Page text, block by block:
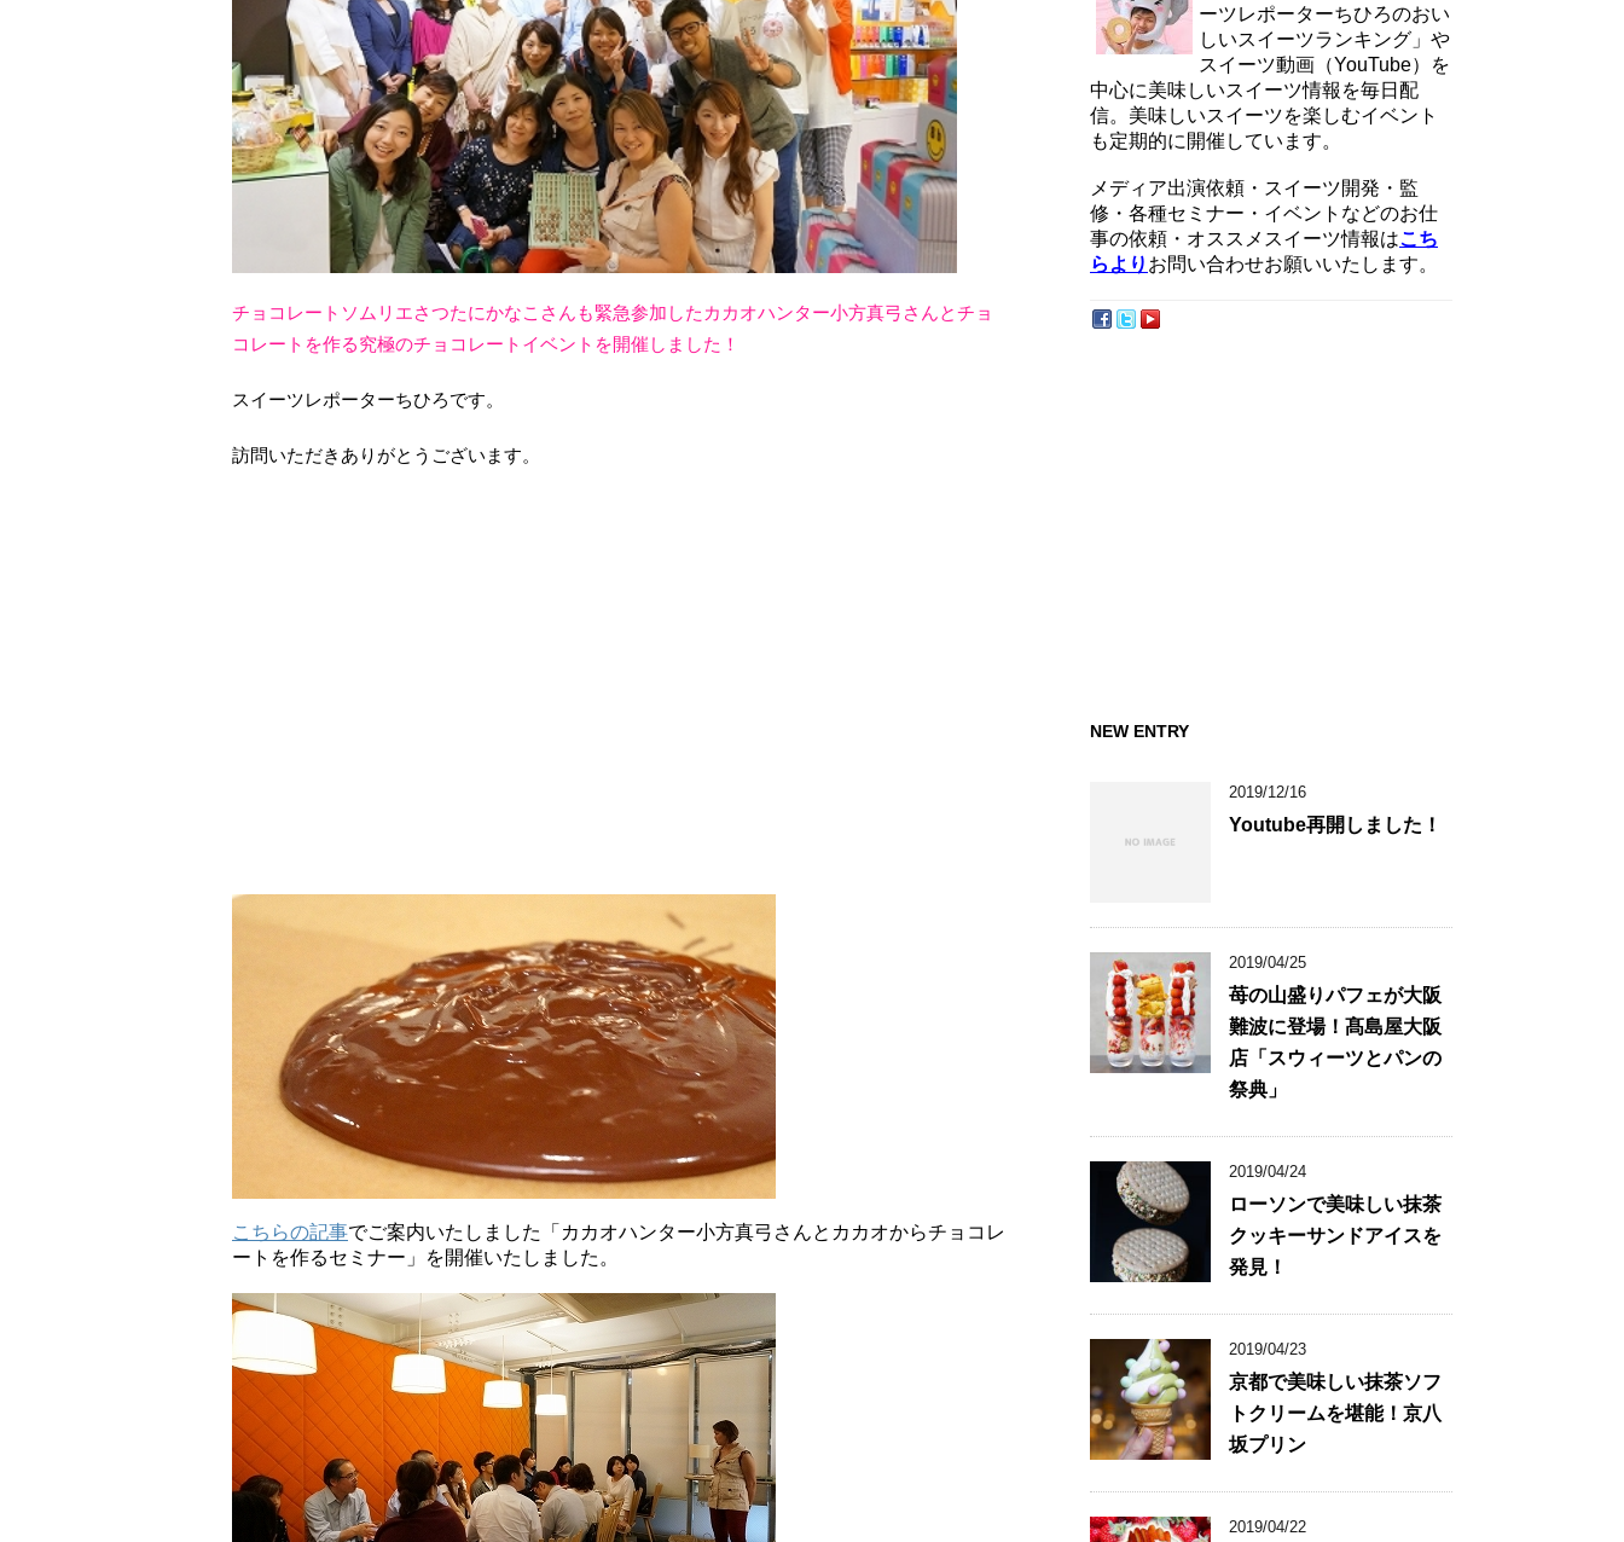
チョコレートソムリエさつたにかなこさんも緊急参加したカカオハンター小方真弓さんとチョ
コレートを作る究極のチョコレートイベントを開催しました！
スイーツレポーターちひろです。
訪問いただきありがとうございます。
こちらの記事でご案内いたしました「カカオハンター小方真弓さんとカカオからチョコレ
ートを作るセミナー」を開催いたしました。
ーツレポーターちひろのおい
しいスイーツランキング」や
スイーツ動画（YouTube）を
中心に美味しいスイーツ情報を毎日配
信。美味しいスイーツを楽しむイベント
も定期的に開催しています。
メディア出演依頼・スイーツ開発・監
修・各種セミナー・イベントなどのお仕
事の依頼・オススメスイーツ情報はこち
らより お問い合わせお願いいたします。
NEW ENTRY
2019/12/16
Youtube再開しました！
2019/04/25
苺の山盛りパフェが大阪
難波に登場！髙島屋大阪
店「スウィーツとパンの
祭典」
2019/04/24
ローソンで美味しい抹茶
クッキーサンドアイスを
発見！
2019/04/23
京都で美味しい抹茶ソフ
トクリームを堪能！京八
坂プリン
2019/04/22